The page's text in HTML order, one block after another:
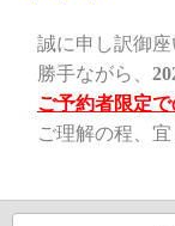
誠に申し訳御座
勝手ながら、
ご予約者限定
ご理解の程、宜